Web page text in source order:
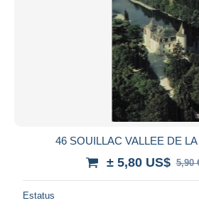
46 SOUILLAC VALLEE DE
± 5,80 US$ 5,90
Estatus